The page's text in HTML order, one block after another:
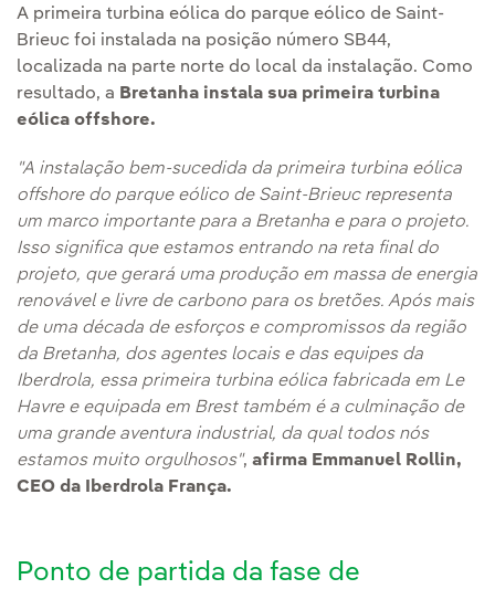
A primeira turbina eólica do parque eólico de Saint-
Brieuc foi instalada na posição número SB44,
localizada na parte norte do local da instalação. Como
resultado, a Bretanha instala sua primeira turbina
eólica offshore.
"A instalação bem-sucedida da primeira turbina eólica
offshore do parque eólico de Saint-Brieuc representa
um marco importante para a Bretanha e para o projeto.
Isso significa que estamos entrando na reta final do
projeto, que gerará uma produção em massa de energia
renovável e livre de carbono para os bretões. Após mais
de uma década de esforços e compromissos da região
da Bretanha, dos agentes locais e das equipes da
Iberdrola, essa primeira turbina eólica fabricada em Le
Havre e equipada em Brest também é a culminação de
uma grande aventura industrial, da qual todos nós
estamos muito orgulhosos", afirma Emmanuel Rollin,
CEO da Iberdrola França.
Ponto de partida da fase de